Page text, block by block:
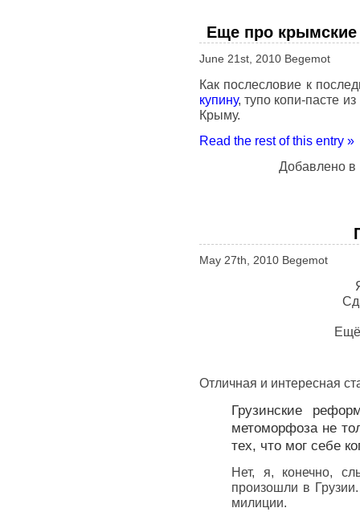
Еще про
June 21st, 2010 Begemot
Как послесловие к
купину, тупо копи-пасте
Крыму.
Read the rest of this entry »
Добавлено в
May 27th, 2010 Begemot
Ещё
Отличная и интересная
Грузинские
метоморфоза не
тех, что мог себе
Нет, я, конечно,
произошли в
милиции.